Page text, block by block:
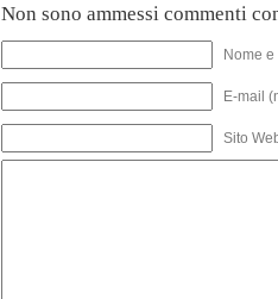
Non sono ammessi commenti
Nome
E-mail
Sito